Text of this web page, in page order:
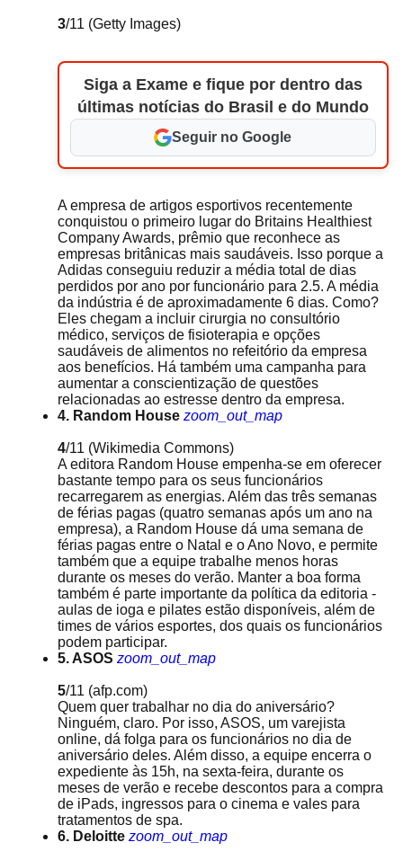
3/11 (Getty Images)
Siga a Exame e fique por dentro das
últimas notícias do Brasil e do Mundo
Seguir no Google
A empresa de artigos esportivos recentemente
conquistou o primeiro lugar do Britains Healthiest
Company Awards, prêmio que reconhece as
empresas britânicas mais saudáveis. Isso porque a
Adidas conseguiu reduzir a média total de dias
perdidos por ano por funcionário para 2.5. A média
da indústria é de aproximadamente 6 dias. Como?
Eles chegam a incluir cirurgia no consultório
médico, serviços de fisioterapia e opções
saudáveis de alimentos no refeitório da empresa
aos benefícios. Há também uma campanha para
aumentar a conscientização de questões
relacionadas ao estresse dentro da empresa.
4. Random House zoom_out_map
4/11 (Wikimedia Commons)
A editora Random House empenha-se em oferecer
bastante tempo para os seus funcionários
recarregarem as energias. Além das três semanas
de férias pagas (quatro semanas após um ano na
empresa), a Random House dá uma semana de
férias pagas entre o Natal e o Ano Novo, e permite
também que a equipe trabalhe menos horas
durante os meses do verão. Manter a boa forma
também é parte importante da política da editoria -
aulas de ioga e pilates estão disponíveis, além de
times de vários esportes, dos quais os funcionários
podem participar.
5. ASOS zoom_out_map
5/11 (afp.com)
Quem quer trabalhar no dia do aniversário?
Ninguém, claro. Por isso, ASOS, um varejista
online, dá folga para os funcionários no dia de
aniversário deles. Além disso, a equipe encerra o
expediente às 15h, na sexta-feira, durante os
meses de verão e recebe descontos para a compra
de iPads, ingressos para o cinema e vales para
tratamentos de spa.
6. Deloitte zoom_out_map